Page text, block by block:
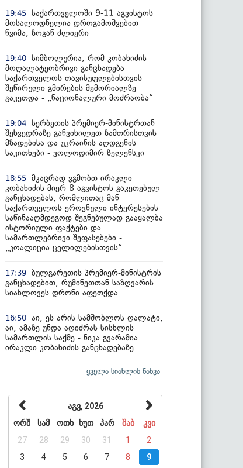
19:45 საქართველოში 9-11 აგვისტოს
მოსალოდნელია დროგამოშვებით
წვიმა, ზოგან ძლიერი
19:40 სიმბოლურია, რომ კობახიძის
მოღალატეობრივი განცხადება
საქართველოს თავისუფლებისთვის
შეწირული გმირების მემორიალზე
გაკეთდა - „ნაციონალური მოძრაობა“
19:04 სერბეთის პრემიერ-მინისტრთან
შეხვედრაზე განვიხილეთ ზამთრისთვის
მზადებისა და უკრაინის აღდგენის
საკითხები - ვოლოდიმირ ზელენსკი
18:55 მკაცრად ვგმობთ ირაკლი
კობახიძის მიერ 8 აგვისტოს გაკეთებულ
განცხადებას, რომლითაც მან
საქართველოს ეროვნული ინტერესების
საწინააღმდეგოდ შეგნებულად გააყალბა
ისტორიული ფაქტები და
სამართლებრივი შეფასებები -
„კოალიცია ცვლილებისთვის“
17:39 ბულგარეთის პრემიერ-მინისტრის
განცხადებით, რუმინეთთან საზღვარის
სიახლოვეს დრონი აფეთქდა
16:50 აი, ეს არის სამშობლოს ღალატი,
აი, ამაზე უნდა აღიძრას სისხლის
სამართლის საქმე - ნიკა გვარამია
ირაკლი კობახიძის განცხადებაზე
ყველა სიახლის ნახვა
აგვ, 2026
ორშ
სამ ოთხ ხუთ პარ შაბ
კვი
27
28 29 30 31 1
2
3
4 5 6 7 8
9